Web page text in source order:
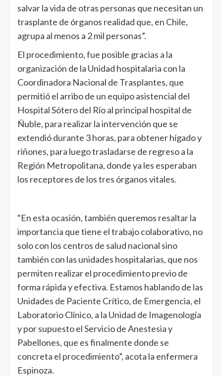
salvar la vida de otras personas que necesitan un
trasplante de órganos realidad que, en Chile,
agrupa al menos a 2 mil personas”.
El procedimiento, fue posible gracias a la
organización de la Unidad hospitalaria con la
Coordinadora Nacional de Trasplantes, que
permitió el arribo de un equipo asistencial del
Hospital Sótero del Río al principal hospital de
Ñuble, para realizar la intervención que se
extendió durante 3 horas, para obtener hígado y
riñones, para luego trasladarse de regreso a la
Región Metropolitana, donde ya les esperaban
los receptores de los tres órganos vitales.
“En esta ocasión, también queremos resaltar la
importancia que tiene el trabajo colaborativo, no
solo con los centros de salud nacional sino
también con las unidades hospitalarias, que nos
permiten realizar el procedimiento previo de
forma rápida y efectiva. Estamos hablando de las
Unidades de Paciente Crítico, de Emergencia, el
Laboratorio Clínico, a la Unidad de Imagenología
y por supuesto el Servicio de Anestesia y
Pabellones, que es finalmente donde se
concreta el procedimiento”, acota la enfermera
Espinoza.